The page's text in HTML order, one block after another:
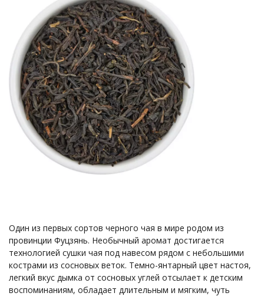
Один из первых сортов черного чая в мире родом из
провинции Фуцзянь. Необычный аромат достигается
технологией сушки чая под навесом рядом с небольшими
кострами из сосновых веток. Темно-янтарный цвет настоя,
легкий вкус дымка от сосновых углей отсылает к детским
воспоминаниям, обладает длительным и мягким, чуть